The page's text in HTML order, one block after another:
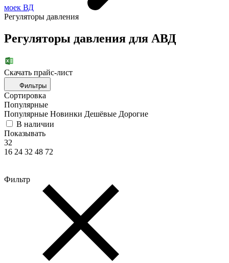
моек ВД
Регуляторы давления
Регуляторы давления для АВД
Скачать прайc-лист
Фильтры
Сортировка
Популярные
Популярные Новинки Дешёвые Дорогие
В наличии
Показывать
32
16 24 32 48 72
Фильтр